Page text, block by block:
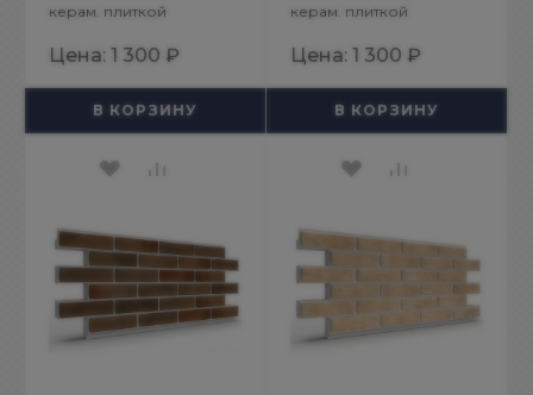
керам. плиткой
Цена: 1 300 ₽
В КОРЗИНУ
керам. плиткой
Цена: 1 300 ₽
В КОРЗИНУ